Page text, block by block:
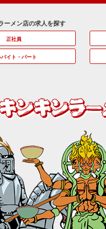
ーメン店の求人を探す
正社員
バイト・パート